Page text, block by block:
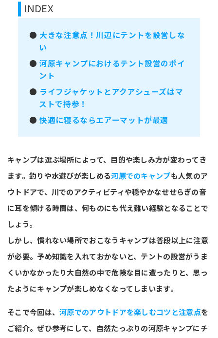
INDEX
● 大きな注意点！川辺にテントを設営しな
い
●河原キャンプにおけるテント設営のポイ
ント
● ライフジャケットとアクアシューズはマ
ストで持参！
●快適に寝るならエアーマットが最適
キャンプは選ぶ場所によって、目的や楽しみ方が変わってき
ます。釣りや水遊びが楽しめる河原でのキャンプも人気のア
ウトドアで、川でのアクティビティや穏やかなせせらぎの音
に耳を傾ける時間は、何ものにも代え難い経験となることで
しょう。
しかし、慣れない場所でおこなうキャンプは普段以上に注意
が必要。予め知識を入れておかないと、テントの設営がうま
くいかなかったり大自然の中で危険な目に遭ったりと、思っ
たようにキャンプが楽しめなくなってしまいます。
そこで今回は、河原でのアウトドアを楽しむコツと注意点を
ご紹介。ぜひ参考にして、自然たっぷりの河原キャンプにチ